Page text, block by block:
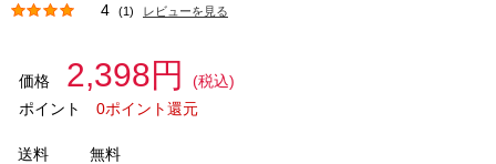
4 (1) レビューを見る
価格 2,398円
(税込)
ポイント
0ポイント還元
送料
無料